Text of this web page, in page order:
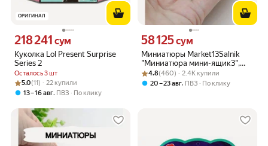
ОРИГИНАЛ
Куколка Lol Present Surprise
Series 2
Осталось 3 шт
Цена 218241 сум вместо
218 241 сум
Рейтинг товара: 5.0 из 5
Оценок: (11) · 22 купили
5.0(11) · 22 купили
13 – 16 авг, ПВЗ По клику
Миниатюры Market13Salnik
"Миниатюра мини-ящик3",
набор из 6 фигурок, пластик/
акрил
Цена 58125 сум вместо
58 125сум
Рейтинг товара: 4.8 из 5
Оценок: (460) · 2.4K купили
4.8(460) · 2.4K купили
20 – 23 авг, ПВЗ По клику